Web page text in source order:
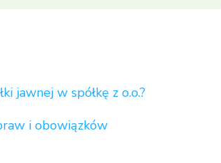
jawnej w spółkę z o.o.?
i obowiązków